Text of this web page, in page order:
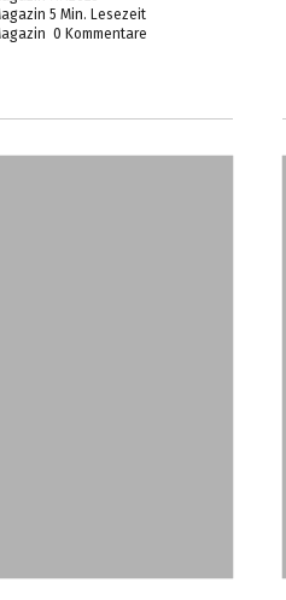
5 Min. Lesezeit
0 Kommentare